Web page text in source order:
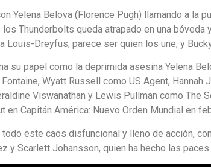
Yelena Belova (Florence Pugh) llamando a la
Thunderbolts queda atrapado en una
Louis-Dreyfus, parece ser quien los une, y
su papel como la deprimida asesina Yelena
Wyatt Russell como US Agent,
Viswanathan y Lewis Pullman como The
en Capitán América: Nuevo Orden Mundial en
este caos disfuncional y lleno de acción,
y Scarlett Johansson, quien ha hecho las